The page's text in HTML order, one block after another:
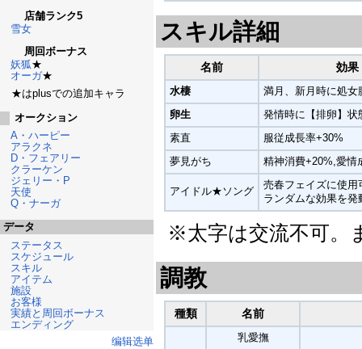
スキル詳細
名前 効果
水棲
満月、新月時に処女
卵生
発情時に【排卵】状
素直
服従成長率+30%
夢見がち
精神消費+20%,愛情
アイドル★ソング
売春フェイズに使用
ランダムな効果を発
※太字は交流不可。
調教
種類 名前
乳愛撫
店舗ランク5
雪女
周回ボーナス
妖狐★
オーガ★
★はplusでの追加キャラ
オークション
A・ハーピー
アラクネ
D・フェアリー
クラーケン
ジェリー・P
天使
Q・ナーガ
データ
ステータス
スケジュール
スキル
アイテム
施設
お客様
実績と周回ボーナス
エンディング
编辑选单